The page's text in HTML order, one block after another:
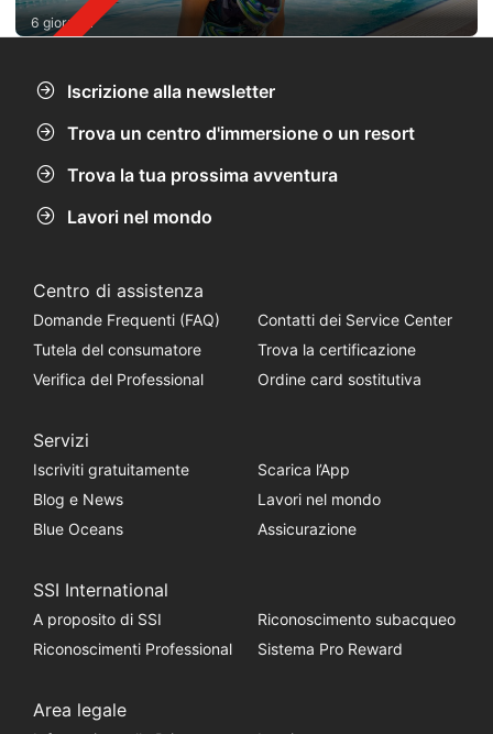
6 giorni fa
Iscrizione alla newsletter
Trova un centro d'immersione o un resort
Trova la tua prossima avventura
Lavori nel mondo
Centro di assistenza
Domande Frequenti (FAQ)
Contatti dei Service Center
Tutela del consumatore
Trova la certificazione
Verifica del Professional
Ordine card sostitutiva
Servizi
Iscriviti gratuitamente
Scarica l’App
Blog e News
Lavori nel mondo
Blue Oceans
Assicurazione
SSI International
A proposito di SSI
Riconoscimento subacqueo
Riconoscimenti Professional
Sistema Pro Reward
Area legale